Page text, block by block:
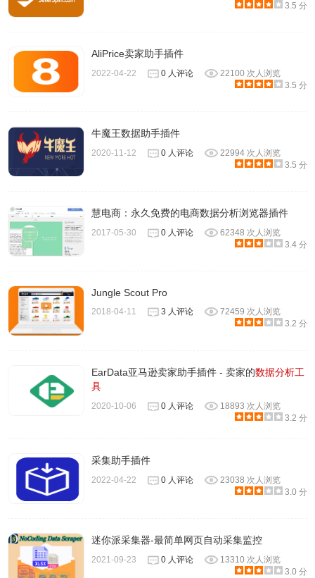
3.5 分
AliPrice卖家助手插件
2022-04-22 0 人评论
22100 次人浏览
3.5 分
牛魔王数据助手插件
2020-11-12 0 人评论
22994 次人浏览
3.5 分
慧电商：永久免费的电商数据分析浏览器插件
2017-05-30 0 人评论
62348 次人浏览
3.4 分
Jungle Scout Pro
2018-04-11 3 人评论
72459 次人浏览
3.2 分
EarData亚马逊卖家助手插件 - 卖家的数据分析工
具
2020-10-06 0 人评论
18893 次人浏览
3.2 分
采集助手插件
2022-04-22 0 人评论
23038 次人浏览
3.0 分
迷你派采集器-最简单网页自动采集监控
2021-09-23 0 人评论
13310 次人浏览
3.0 分